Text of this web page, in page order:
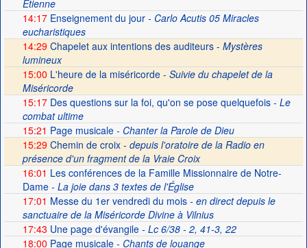
Étienne
14:17Enseignement du jour- Carlo Acutis 05 Miracles
eucharistiques
14:29 Chapelet aux intentions des auditeurs - Mystères
lumineux
15:00 L'heure de la miséricorde - Suivie du chapelet de la
Miséricorde
15:17Des questions sur la foi, qu'on se pose quelquefois- Le
combat ultime
15:21 Page musicale- Chanter la Parole de Dieu
15:29 Chemin de croix - depuis l'oratoire de la Radio en
présence d'un fragment de la Vraie Croix
16:01 Les conférences de la Famille Missionnaire de Notre-
Dame- La joie dans 3 textes de l'Église
17:01 Messe du 1er vendredi du mois- en direct depuis le
sanctuaire de la Miséricorde Divine à Vilnius
17:43 Une page d'évangile- Lc 6/38 - 2, 41-3, 22
18:00 Page musicale- Chants de louange